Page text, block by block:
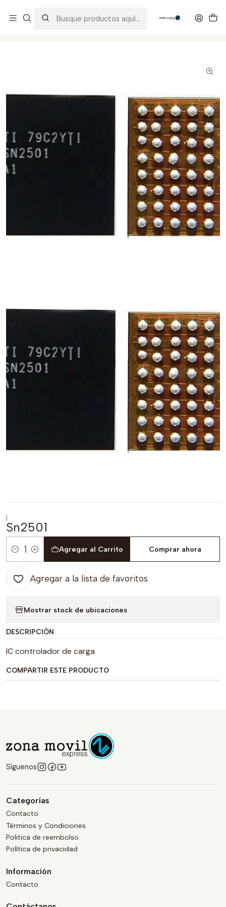
|
Sn2501
Cantidad
Agregar al Carrito Comprar ahora
Agregar a la lista de favoritos
Mostrar stock de ubicaciones
DESCRIPCIÓN
IC controlador de carga
COMPARTIR ESTE PRODUCTO
Síguenos
Categorías
Contacto
Términos y Condiciones
Politica de reembolso
Política de privacidad
Información
Contacto